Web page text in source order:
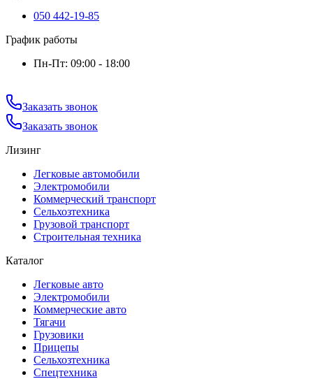
050 442-19-85
График работы
Пн-Пт: 09:00 - 18:00
Заказать звонок
Заказать звонок
Лизинг
Легковые автомобили
Электромобили
Коммерческий транспорт
Сельхозтехника
Грузовой транспорт
Строительная техника
Каталог
Легковые авто
Электромобили
Коммерческие авто
Тягачи
Грузовики
Прицепы
Сельхозтехника
Спецтехника